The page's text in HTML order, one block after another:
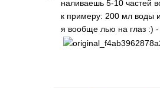
наливаешь 5-10 частей
к примеру: 200 мл воды
я вообще лью на глаз :)